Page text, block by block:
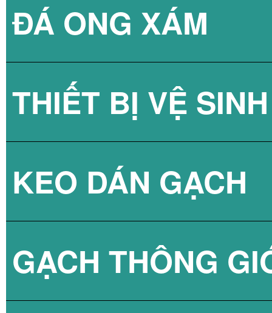
GẠCH KÍNH
GẠCH KÍNH
GẠCH KÍNH
ĐÁ ONG XÁM
THIẾT BỊ VỆ SINH
SEN TẮM
VÒI CHẬU
KEO DÁN GẠCH
KEO DÁN
GẠCH THÔNG